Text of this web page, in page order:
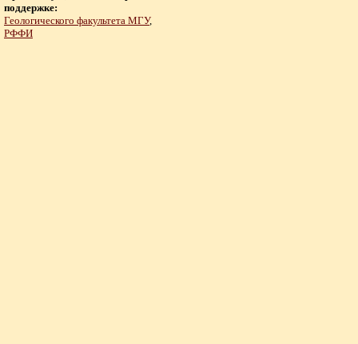
поддержке:
Геологического факультета МГУ,
РФФИ